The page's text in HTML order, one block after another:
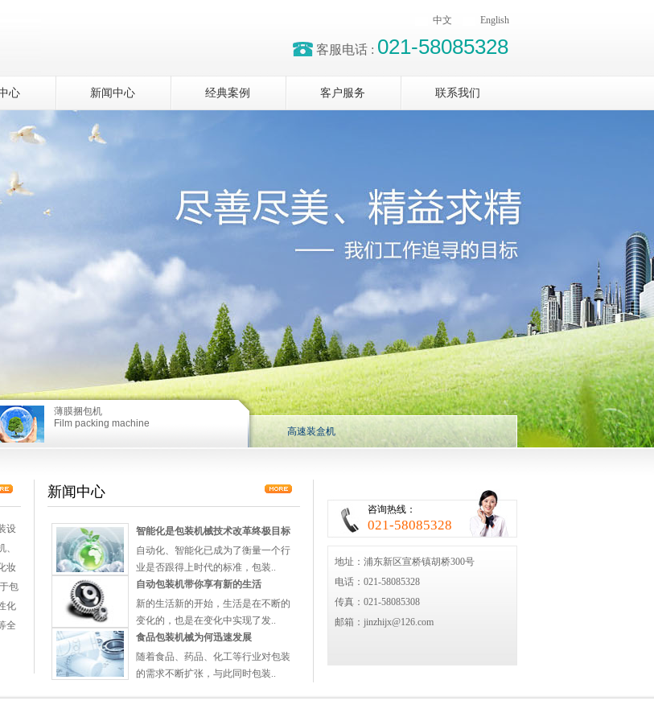
中文 English
客服电话 : 021-58085328
心 新闻中心 经典案例 客户服务 联系我们
薄膜捆包机
薄膜捆包机
Film packing machine
高速装盒机
设
妆
包
化
全
新闻中心
智能化是包装机械技术改革终极目标
自动化、智能化已成为了衡量一个行
业是否跟得上时代的标准，包装..
自动包装机带你享有新的生活
新的生活新的开始，生活是在不断的
变化的，也是在变化中实现了发..
食品包装机械为何迅速发展
随着食品、药品、化工等行业对包装
的需求不断扩张，与此同时包装..
咨询热线：
021-58085328
地址：浦东新区宣桥镇胡桥300号
电话：021-58085328
传真：021-58085308
邮箱：jinzhijx@126.com